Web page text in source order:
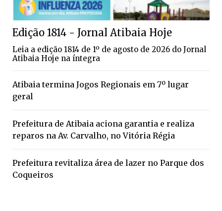
Edição 1814 - Jornal Atibaia Hoje
Leia a edição 1814 de 1º de agosto de 2026 do Jornal
Atibaia Hoje na íntegra
Atibaia termina Jogos Regionais em 7º lugar
geral
Prefeitura de Atibaia aciona garantia e realiza
reparos na Av. Carvalho, no Vitória Régia
Prefeitura revitaliza área de lazer no Parque dos
Coqueiros